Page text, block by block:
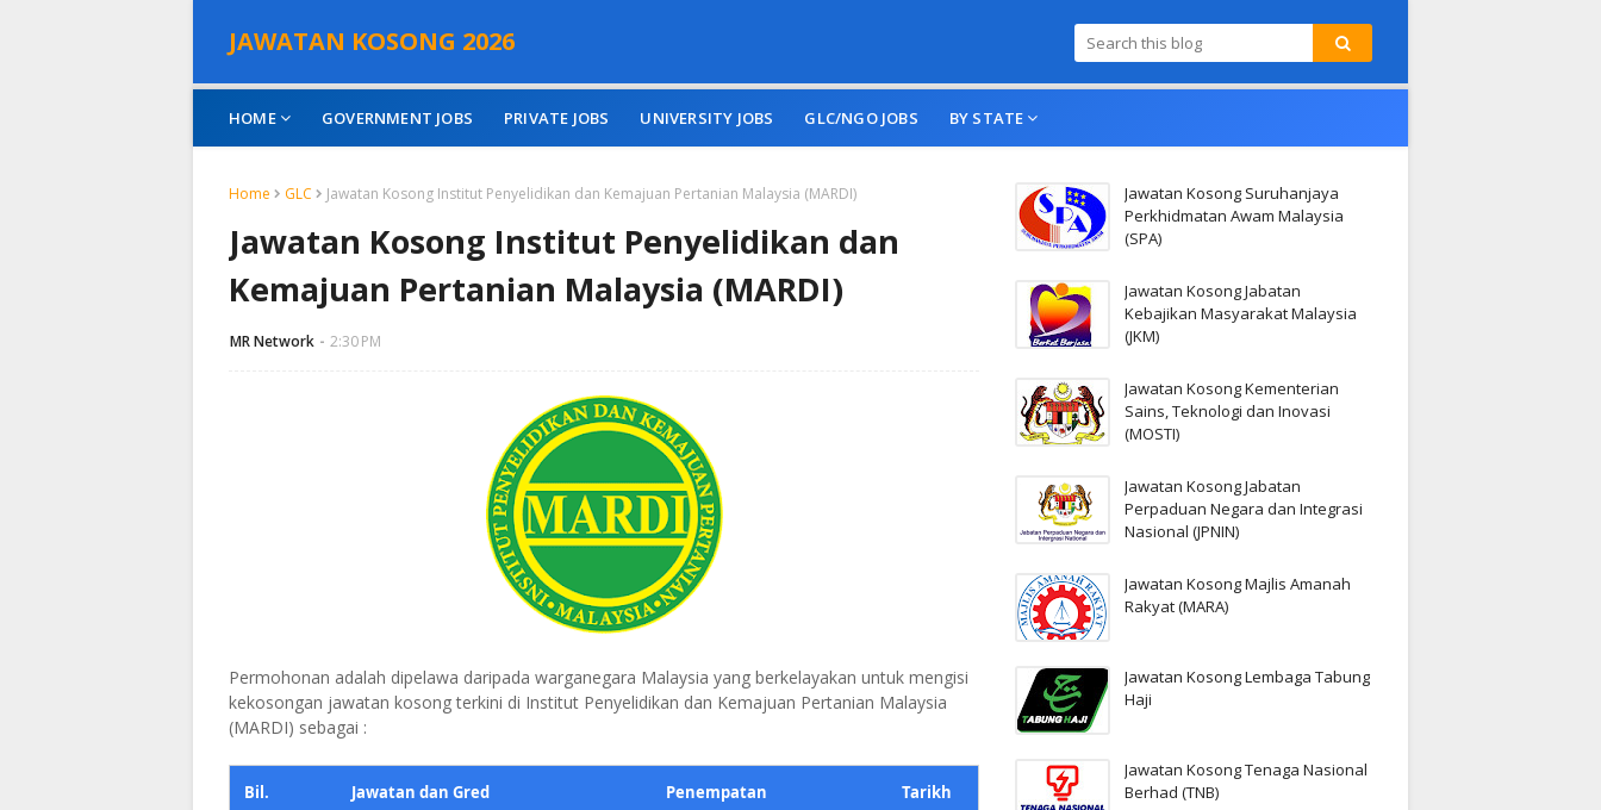
JAWATAN KOSONG 2026
HOME GOVERNMENT JOBS PRIVATE JOBS UNIVERSITY JOBS GLC/NGO JOBS BY STATE
Home GLC Jawatan Kosong Institut Penyelidikan dan Kemajuan Pertanian Malaysia (MARDI)
Jawatan Kosong Institut Penyelidikan dan
Kemajuan Pertanian Malaysia (MARDI)
MR Network 2:30 PM
Permohonan adalah dipelawa daripada warganegara Malaysia yang berkelayakan untuk mengisi
kekosongan jawatan kosong terkini di Institut Penyelidikan dan Kemajuan Pertanian Malaysia
(MARDI) sebagai :
Bil. Jawatan dan Gred Penempatan
Tarikh
Jawatan Kosong Suruhanjaya
Perkhidmatan Awam Malaysia
(SPA)
Jawatan Kosong Jabatan
Kebajikan Masyarakat Malaysia
(JKM)
Jawatan Kosong Kementerian
Sains, Teknologi dan Inovasi
(MOSTI)
Jawatan Kosong Jabatan
Perpaduan Negara dan Integrasi
Nasional (JPNIN)
Jawatan Kosong Majlis Amanah
Rakyat (MARA)
Jawatan Kosong Lembaga Tabung
Haji
Jawatan Kosong Tenaga Nasional
Berhad (TNB)